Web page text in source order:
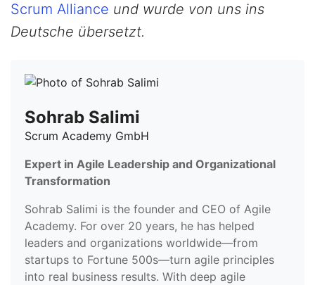
Scrum Alliance und wurde von uns ins
Deutsche übersetzt.
Sohrab Salimi
Scrum Academy GmbH
Expert in Agile Leadership and Organizational
Transformation
Sohrab Salimi is the founder and CEO of Agile
Academy. For over 20 years, he has helped
leaders and organizations worldwide—from
startups to Fortune 500s—turn agile principles
into real business results. With deep agile